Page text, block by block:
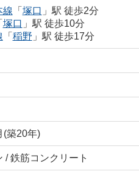
線 「 塚口 」駅 徒歩2分
塚口 」駅 徒歩10分
「 稲野 」駅 徒歩17分
(築20年)
/ 鉄筋コンクリート